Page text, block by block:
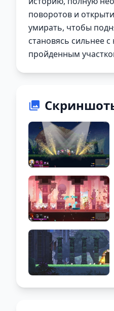
поворотов и
умирать, чтобы
становясь сильнее
пройденным